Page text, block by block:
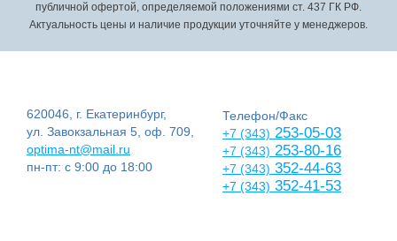
публичной офертой, определяемой положениями ст. 437 ГК РФ.
Актуальность цены и наличие продукции уточняйте у менеджеров.
620046, г. Екатеринбург,
ул. Завокзальная 5, оф. 709,
optima-nt@mail.ru
пн-пт: с 9:00 до 18:00
Телефон/Факс
+7 (343) 253-05-03
+7 (343) 253-80-16
+7 (343) 352-44-63
+7 (343) 352-41-53